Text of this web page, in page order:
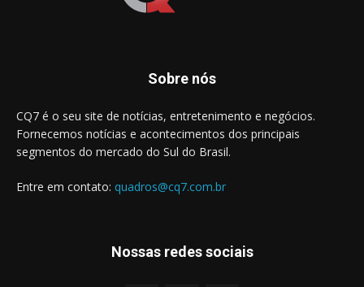
Sobre nós
CQ7 é o seu site de notícias, entretenimento e negócios.
Fornecemos notícias e acontecimentos dos principais
segmentos do mercado do Sul do Brasil.
Entre em contato: quadros@cq7.com.br
Nossas redes sociais